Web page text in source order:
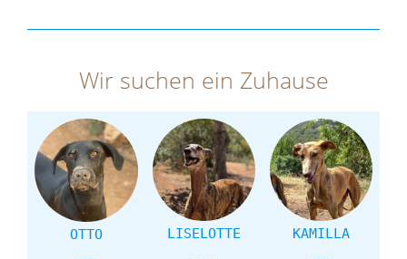
Wir suchen ein Zuhause
OTTO LISELOTTE KAMILLA